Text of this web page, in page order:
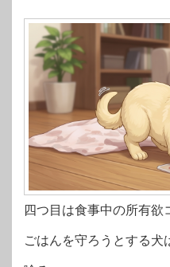
四つ目は食事中の所有欲
ごはんを守ろうとする犬